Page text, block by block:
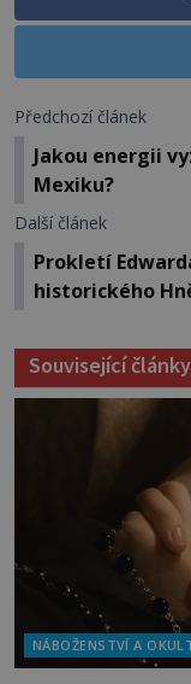
Předchozí článek
Jakou energii
Mexiku?
Další článek
Prokletí
historického
Související články
NÁBOŽENSTVÍ A